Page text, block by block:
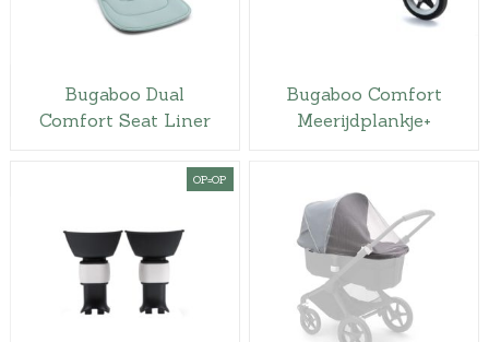
Bugaboo Dual
Comfort Seat Liner
Bugaboo Comfort
Meerijdplankje+
OP=OP